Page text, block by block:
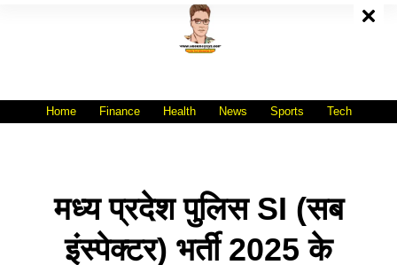
Home Finance Health News Sports Tech
मध्य प्रदेश पुलिस SI (सब
इंस्पेक्टर) भर्ती 2025 के